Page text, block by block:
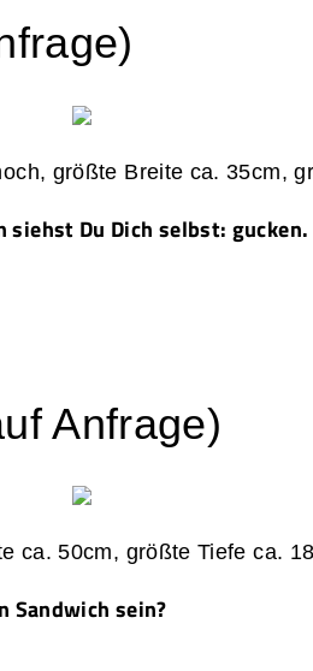
größte Breite ca. 35cm,
siehst Du Dich selbst: gucken.
Anfrage)
ca. 50cm, größte Tiefe ca.
Sandwich sein?